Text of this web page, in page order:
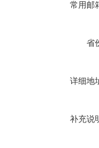
常用邮
省
详细地
补充说